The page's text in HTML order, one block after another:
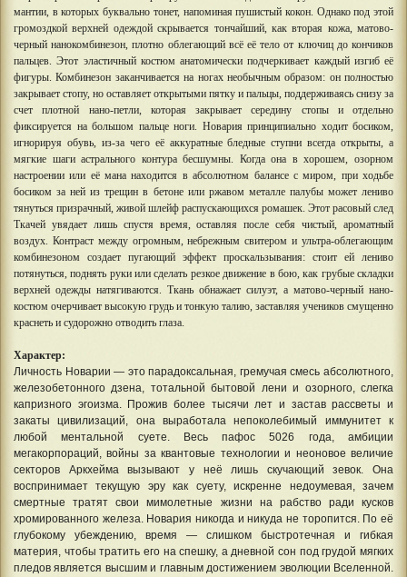
мантии, в которых буквально тонет, напоминая пушистый кокон. Однако под этой
громоздкой верхней одеждой скрывается тончайший, как вторая кожа, матово-
черный нанокомбинезон, плотно облегающий всё её тело от ключиц до кончиков
пальцев. Этот эластичный костюм анатомически подчеркивает каждый изгиб её
фигуры. Комбинезон заканчивается на ногах необычным образом: он полностью
закрывает стопу, но оставляет открытыми пятку и пальцы, поддерживаясь снизу за
счет плотной нано-петли, которая закрывает середину стопы и отдельно
фиксируется на большом пальце ноги. Новария принципиально ходит босиком,
игнорируя обувь, из-за чего её аккуратные бледные ступни всегда открыты, а
мягкие шаги астрального контура бесшумны. Когда она в хорошем, озорном
настроении или её мана находится в абсолютном балансе с миром, при ходьбе
босиком за ней из трещин в бетоне или ржавом металле палубы может лениво
тянуться призрачный, живой шлейф распускающихся ромашек. Этот расовый след
Ткачей увядает лишь спустя время, оставляя после себя чистый, ароматный
воздух. Контраст между огромным, небрежным свитером и ультра-облегающим
комбинезоном создает пугающий эффект проскальзывания: стоит ей лениво
потянуться, поднять руки или сделать резкое движение в бою, как грубые складки
верхней одежды натягиваются. Ткань обнажает силуэт, а матово-черный нано-
костюм очерчивает высокую грудь и тонкую талию, заставляя учеников смущенно
краснеть и судорожно отводить глаза.
Характер:
Личность Новарии — это парадоксальная, гремучая смесь абсолютного,
железобетонного дзена, тотальной бытовой лени и озорного, слегка
капризного эгоизма. Прожив более тысячи лет и застав рассветы и
закаты цивилизаций, она выработала непоколебимый иммунитет к
любой ментальной суете. Весь пафос 5026 года, амбиции
мегакорпораций, войны за квантовые технологии и неоновое величие
секторов Аркхейма вызывают у неё лишь скучающий зевок. Она
воспринимает текущую эру как суету, искренне недоумевая, зачем
смертные тратят свои мимолетные жизни на рабство ради кусков
хромированного железа. Новария никогда и никуда не торопится. По её
глубокому убеждению, время — слишком быстротечная и гибкая
материя, чтобы тратить его на спешку, а дневной сон под грудой мягких
пледов является высшим и главным достижением эволюции Вселенной.